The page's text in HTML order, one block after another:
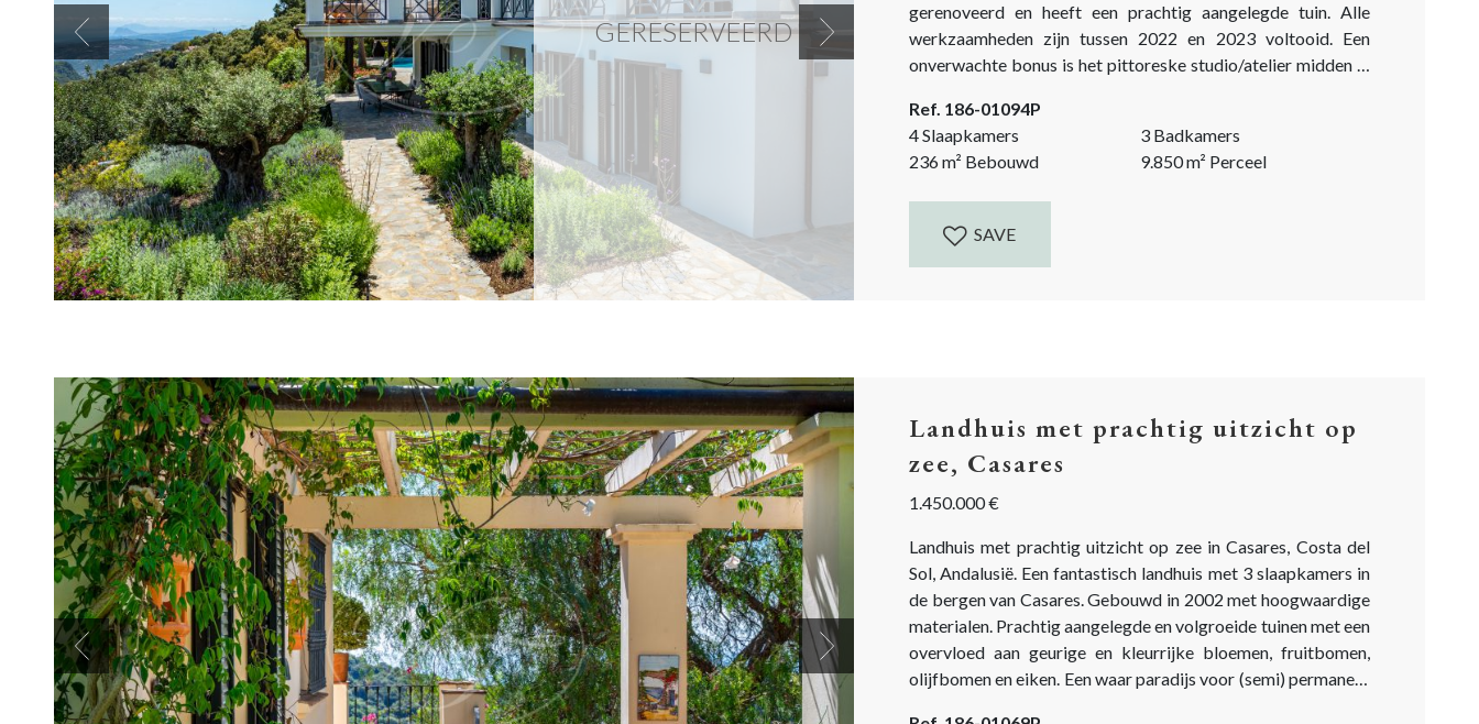
GERESERVEERD
Previous Next
gerenoveerd en heeft een prachtig aangelegde tuin. Alle
werkzaamheden zijn tussen 2022 en 2023 voltooid. Een
onverwachte bonus is het pittoreske studio/atelier midden in
een eigentijdse woning zoekt, privé gelegen in de natuur, met
panoramisch uitzicht op zee! Toegang...
Ref. 186-01094P
4 Slaapkamers
3 Badkamers
236m² Bebouwd 9.850m² Perceel
SAVE
Previous Next
Landhuis met prachtig uitzicht op
zee, Casares
1.450.000 €
Landhuis met prachtig uitzicht op zee in Casares, Costa del
Sol, Andalusië. Een fantastisch landhuis met 3 slaapkamers in
de bergen van Casares. Gebouwd in 2002 met hoogwaardige
materialen. Prachtig aangelegde en volgroeide tuinen met een
overvloed aan geurige en kleurrijke bloemen, fruitbomen,
olijfbomen en eiken. Een waar paradijs voor (semi) permanent